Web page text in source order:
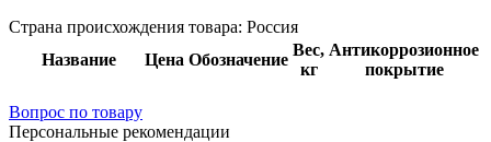
Страна происхождения товара: Россия
Название
Цена Обозначение
Вес,
кг
Антикоррозионное
покрытие
Вопрос по товару
Персональные рекомендации